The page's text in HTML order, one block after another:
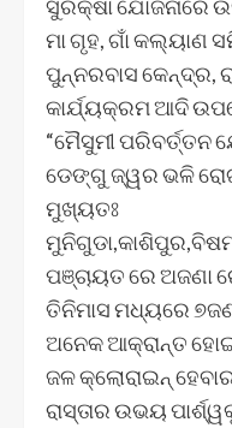
ସୁରକ୍ଷା ଯୋଜନାରେ
ମା ଗୃହ, ଗାଁ କଲ୍ୟାଣ
ପୁନ୍ନରବାସ କେନ୍ଦ୍ର,
କାର୍ଯ୍ୟକ୍ରମ ଆଦି
“ମୈସୁମୀ ପରିବର୍ତ୍ତନ
ଡେଙ୍ଗୁ ଜ୍ୱର ଭଳି
ମୁଖ୍ୟତଃ
ପଞ୍ଚାୟତ ରେ ଅଜଣା
ତିନିମାସ ମଧ୍ୟରେ
ଅନେକ ଆକ୍ରାନ୍ତ
ଜଳ କ୍ଲୋରାଇନ୍
ରାସ୍ତାର ଉଭୟ